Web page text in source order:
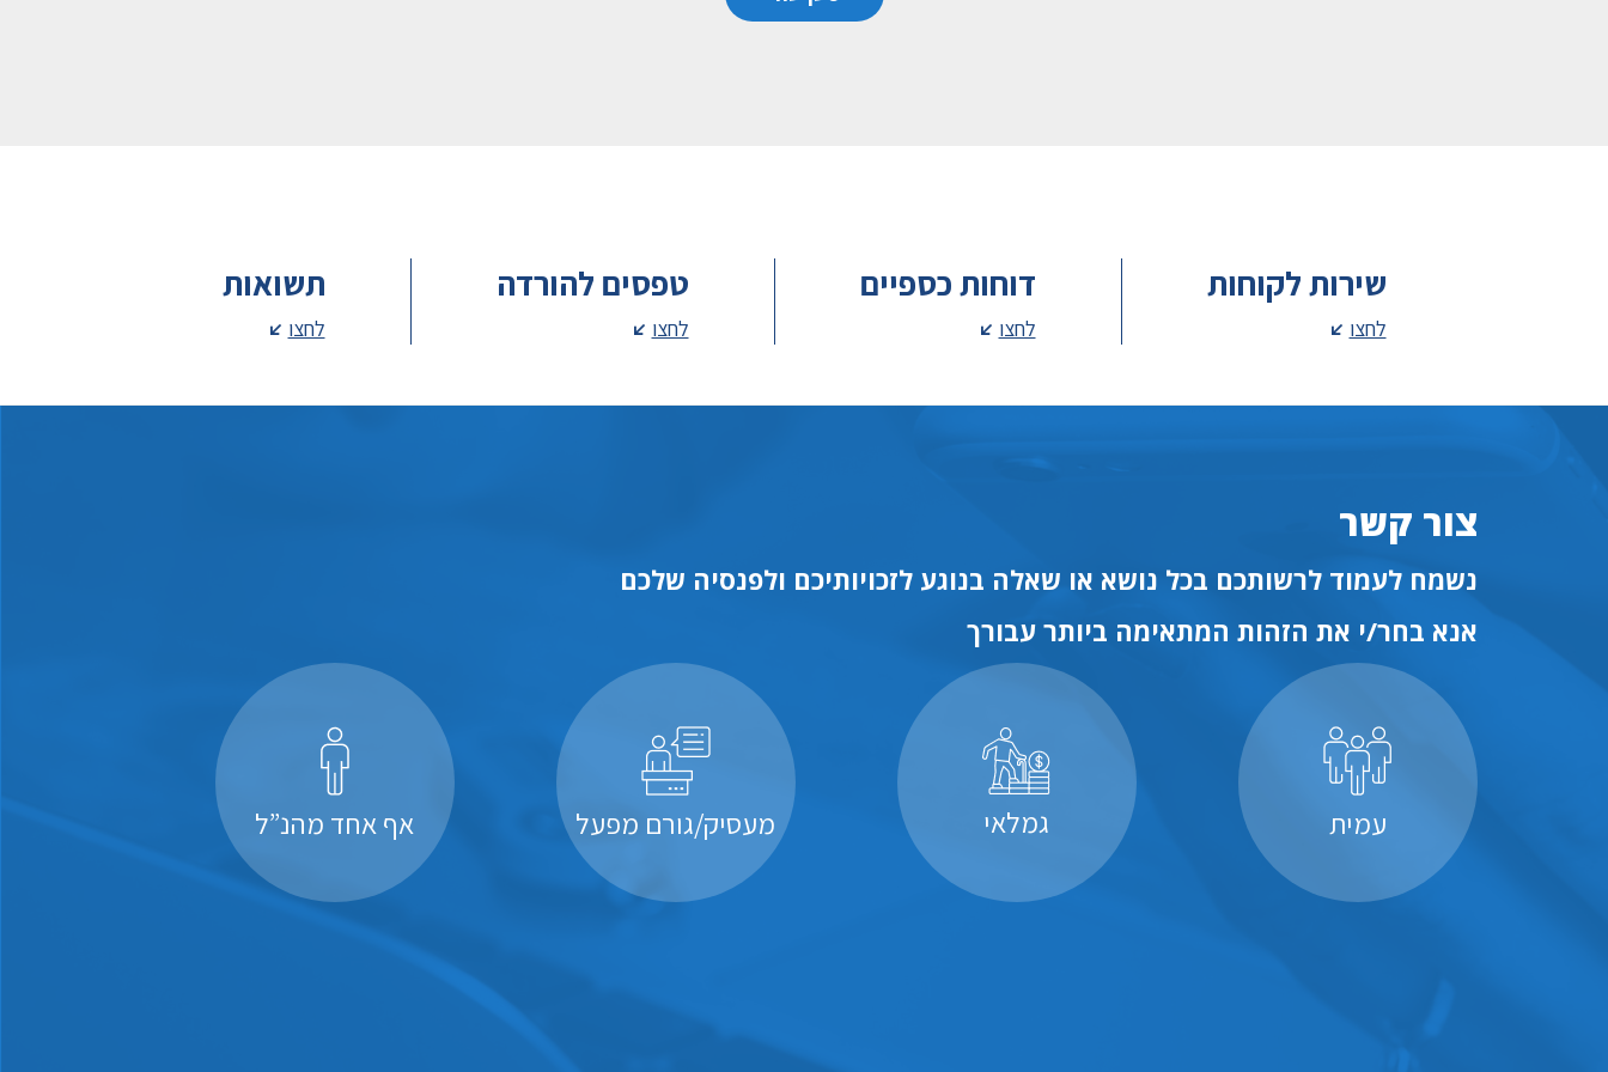
שירות לקוחות
לחצו
דוחות כספיים
לחצו
טפסים להורדה
לחצו
תשואות
לחצו
צור קשר
נשמח לעמוד לרשותכם בכל נושא או שאלה בנוגע לזכויותיכם ולפנסיה שלכם
אנא בחר/י את הזהות המתאימה ביותר עבורך
עמית גמלאי מעסיק/גורם מפעל אף אחד מהנ”ל